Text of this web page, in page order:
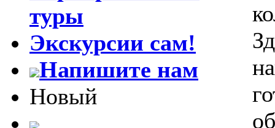
туры
Экскурсии сам!
Напишите нам
Новый